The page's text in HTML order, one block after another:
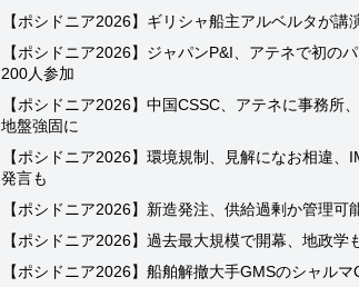
【ポシドニア2026】ギリシャ船主アルベルタが
【ポシドニア2026】ジャパンP&I、アテネで初の
200人参加
【ポシドニア2026】中国CSSC、アテネに事務所
地盤強固に
【ポシドニア2026】環境規制、見解になお相違
発言も
【ポシドニア2026】新造発注、供給過剰か管理
【ポシドニア2026】過去最大規模で開幕、地政
【ポシドニア2026】船舶解撤大手GMSのシャル